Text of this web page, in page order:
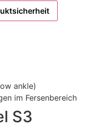
ankle)
im Fersenbereich
S3